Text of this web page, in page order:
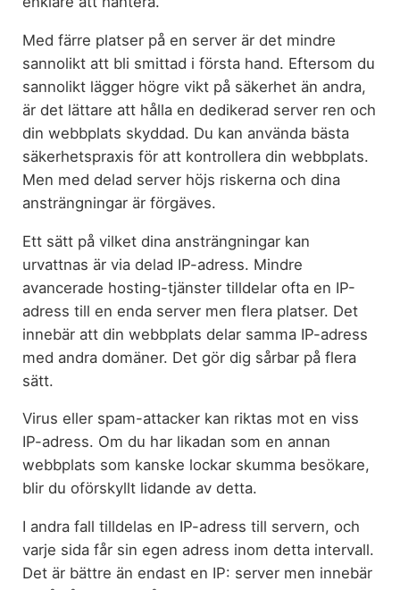
Med färre platser på en server är det mindre
sannolikt att bli smittad i första hand. Eftersom du
sannolikt lägger högre vikt på säkerhet än andra,
är det lättare att hålla en dedikerad server ren och
din webbplats skyddad. Du kan använda bästa
säkerhetspraxis för att kontrollera din webbplats.
Men med delad server höjs riskerna och dina
ansträngningar är förgäves.
Ett sätt på vilket dina ansträngningar kan
urvattnas är via delad IP-adress. Mindre
avancerade hosting-tjänster tilldelar ofta en IP-
adress till en enda server men flera platser. Det
innebär att din webbplats delar samma IP-adress
med andra domäner. Det gör dig sårbar på flera
sätt.
Virus eller spam-attacker kan riktas mot en viss
IP-adress. Om du har likadan som en annan
webbplats som kanske lockar skumma besökare,
blir du oförskyllt lidande av detta.
I andra fall tilldelas en IP-adress till servern, och
varje sida får sin egen adress inom detta intervall.
Det är bättre än endast en IP: server men innebär